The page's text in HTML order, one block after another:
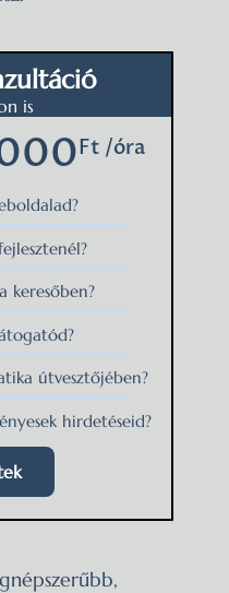
is
Ft /óra
keresőben?
útvesztőjében?
hirdetéseid?